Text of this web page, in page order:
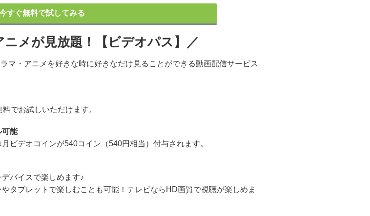
すぐ無料で試してみる
ニメが見放題！【ビデオパス】／
マ・アニメを好きな時に好きなだけ見ることができる動画配信サービス
でお試しいただけます。
可能
ビデオコインが540コイン（540円相当）付与されます。
バイスで楽しめます♪
タブレットで楽しむことも可能！テレビならHD画質で視聴が楽しめま